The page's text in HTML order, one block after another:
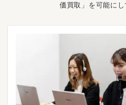
価買取」を可能にし